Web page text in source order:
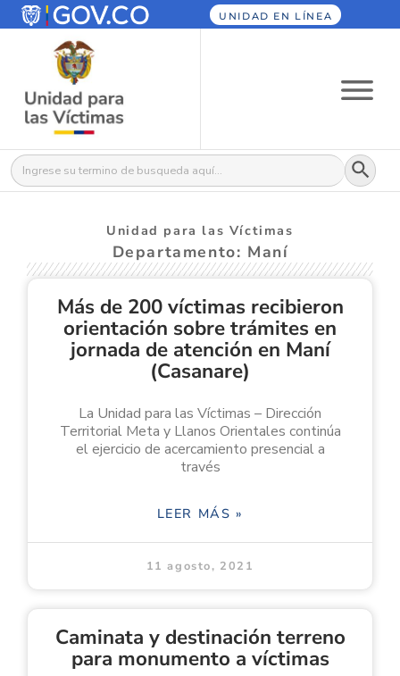
UNIDAD EN LÍNEA
Buscar: Botón
Unidad para las Víctimas
Departamento: Maní
Más de 200 víctimas recibieron
orientación sobre trámites en
jornada de atención en Maní
(Casanare)
La Unidad para las Víctimas – Dirección
Territorial Meta y Llanos Orientales continúa
el ejercicio de acercamiento presencial a
través
LEER MÁS »
11 agosto, 2021
Caminata y destinación terreno
para monumento a víctimas